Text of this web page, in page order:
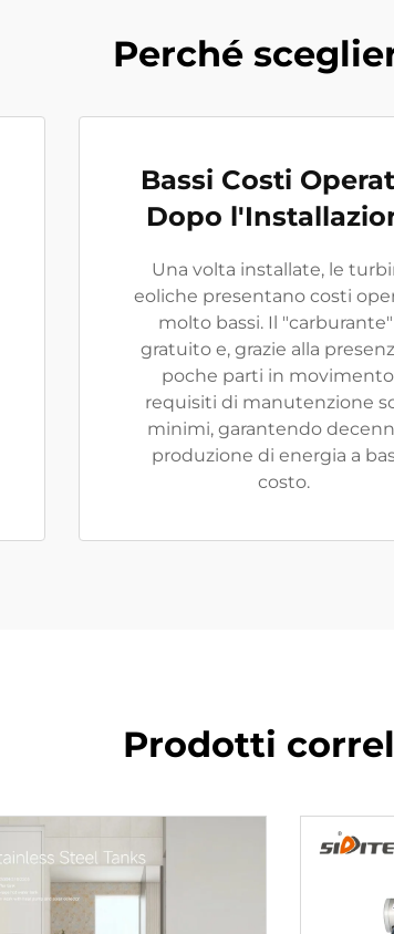
Perché
Bassi Costi
Dopo
Una volta installate, le
eoliche presentano costi
molto bassi. Il
gratuito e, grazie alla
poche parti in
requisiti di manutenzione
minimi, garantendo
produzione di energia a
costo.
Prodotti